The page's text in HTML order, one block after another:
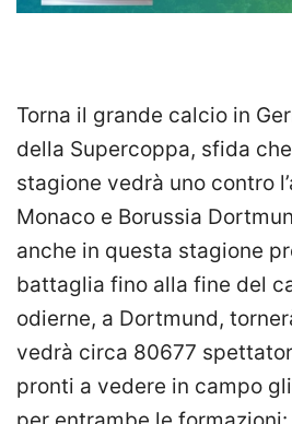
Torna il grande calcio in
della Supercoppa, sfida
stagione vedrà uno contro
Monaco e Borussia
anche in questa stagione
battaglia fino alla fine del
odierne, a Dortmund,
vedrà circa 80677
pronti a vedere in campo